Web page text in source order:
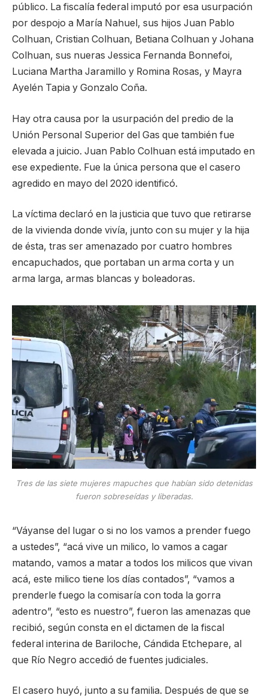
público. La fiscalía federal imputó por esa usurpación
por despojo a María Nahuel, sus hijos Juan Pablo
Colhuan, Cristian Colhuan, Betiana Colhuan y Johana
Colhuan, sus nueras Jessica Fernanda Bonnefoi,
Luciana Martha Jaramillo y Romina Rosas, y Mayra
Ayelén Tapia y Gonzalo Coña.
Hay otra causa por la usurpación del predio de la
Unión Personal Superior del Gas que también fue
elevada a juicio. Juan Pablo Colhuan está imputado en
ese expediente. Fue la única persona que el casero
agredido en mayo del 2020 identificó.
La víctima declaró en la justicia que tuvo que retirarse
de la vivienda donde vivía, junto con su mujer y la hija
de ésta, tras ser amenazado por cuatro hombres
encapuchados, que portaban un arma corta y un
arma larga, armas blancas y boleadoras.
Tres de las siete mujeres mapuches que habían sido detenidas
fueron sobreseídas y liberadas.
“Váyanse del lugar o si no los vamos a prender fuego
a ustedes”, “acá vive un milico, lo vamos a cagar
matando, vamos a matar a todos los milicos que vivan
acá, este milico tiene los días contados”, “vamos a
prenderle fuego la comisaría con toda la gorra
adentro”, “esto es nuestro”, fueron las amenazas que
recibió, según consta en el dictamen de la fiscal
federal interina de Bariloche, Cándida Etchepare, al
que Río Negro accedió de fuentes judiciales.
El casero huyó, junto a su familia. Después de que se